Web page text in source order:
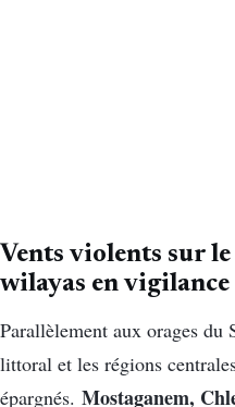
Vents violents sur
wilayas en vigilance
Parallèlement aux orages du
littoral et les régions
épargnés. Mostaganem,